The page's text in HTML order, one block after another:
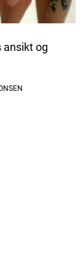
ansikt og